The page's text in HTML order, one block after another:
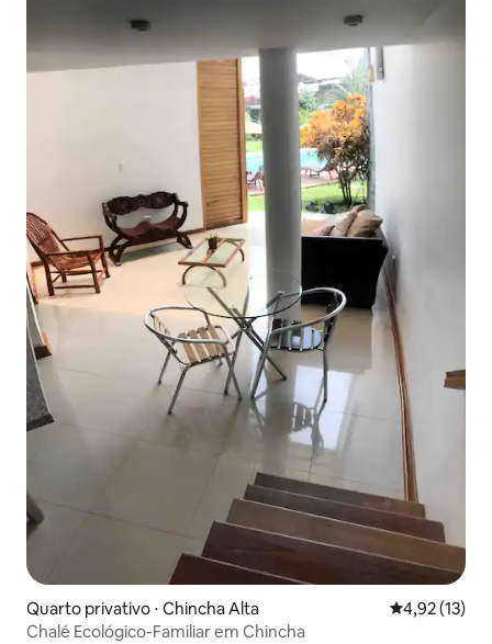
Quarto privativo ⋅ Chincha Alta 4,92 de uma
4,92 (13)
Chalé Ecológico-Familiar em Chincha